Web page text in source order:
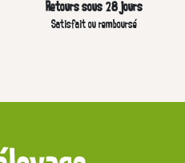
Retours sous 28 jours
Satisfait ou remboursé